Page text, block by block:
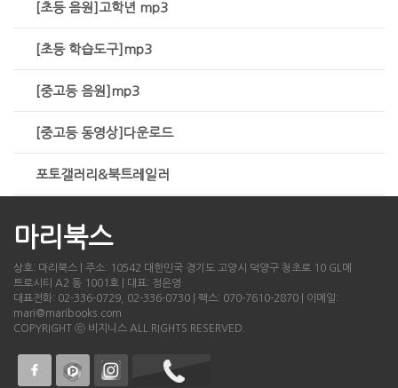
[초등 음원]고학년 mp3
[초등 학습도구]mp3
[중고등 음원]mp3
[중고등 동영상]다운로드
포토갤러리&북트레일러
마리북스
상호: 마리북스 | 주소: 10542 대한민국 경기도 고양시 덕양구 청초로 10 GL메
트로시티 A2 동 1001호 | 대표: 정은영
대표전화: 02-336-0729, 02-336-0730 | 팩스: 070-7610-2870 | 이메일:
mari@maribooks.com
COPYRIGHT ⓒ 비지니스 ALL RIGHTS RESERVED.